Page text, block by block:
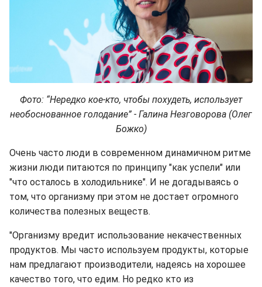
Фото: “Нередко кое-кто, чтобы похудеть, использует
необоснованное голодание” - Галина Незговорова (Олег
Божко)
Очень часто люди в современном динамичном ритме
жизни люди питаются по принципу "как успели" или
"что осталось в холодильнике". И не догадываясь о
том, что организму при этом не достает огромного
количества полезных веществ.
"Организму вредит использование некачественных
продуктов. Мы часто используем продукты, которые
нам предлагают производители, надеясь на хорошее
качество того, что едим. Но редко кто из